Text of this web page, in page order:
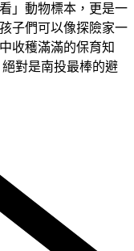
」動物標本，更是一
子們可以像探險家一
收穫滿滿的保育知
對是南投最棒的避